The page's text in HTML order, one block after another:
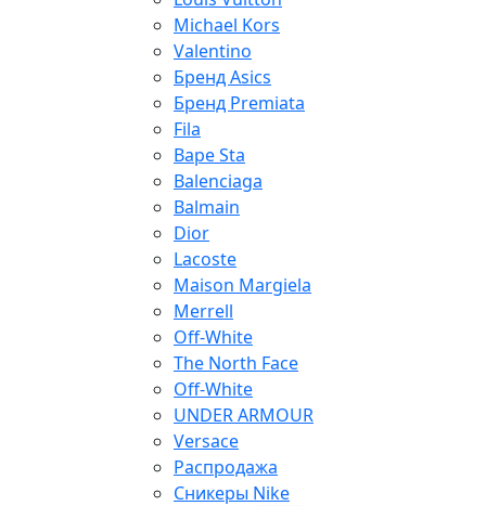
Michael Kors
Valentino
Бренд Asics
Бренд Premiata
Fila
Bape Sta
Balenciaga
Balmain
Dior
Lacoste
Maison Margiela
Merrell
Off-White
The North Face
Off-White
UNDER ARMOUR
Versace
Распродажа
Сникеры Nike